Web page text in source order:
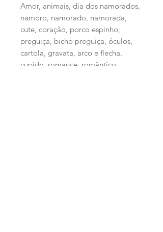
Amor, animais, dia dos namorados,
namoro, namorado, namorada,
cute, coração, porco espinho,
preguiça, bicho preguiça, óculos,
cartola, gravata, arco e flecha,
cupido, romance, romântico,